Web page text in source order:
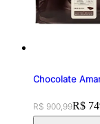
Chocolate
Original price:
R$ 900,99Price:
R$